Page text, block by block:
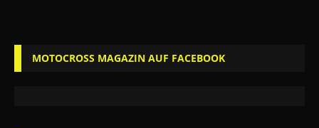
MOTOCROSS MAGAZIN AUF FACEBOOK